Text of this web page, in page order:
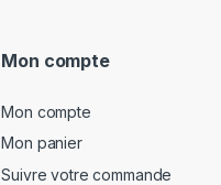
Mon compte
Mon compte
Mon panier
Suivre votre commande